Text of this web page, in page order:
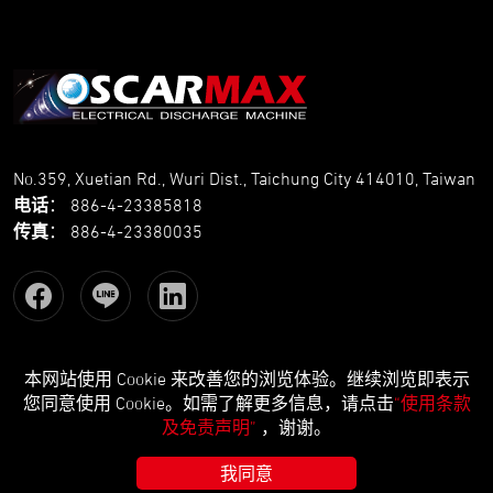
No.359, Xuetian Rd., Wuri Dist., Taichung City 414010, Taiwan
电话： 886-4-23385818
传真： 886-4-23380035
Copyright © OSCARMAX All Rights Reserved. Designedby Lets
MediaEZB2B
本网站使用 Cookie 来改善您的浏览体验。继续浏览即表示
您同意使用 Cookie。如需了解更多信息，请点击“使用条款
及免责声明” ，谢谢。
我同意